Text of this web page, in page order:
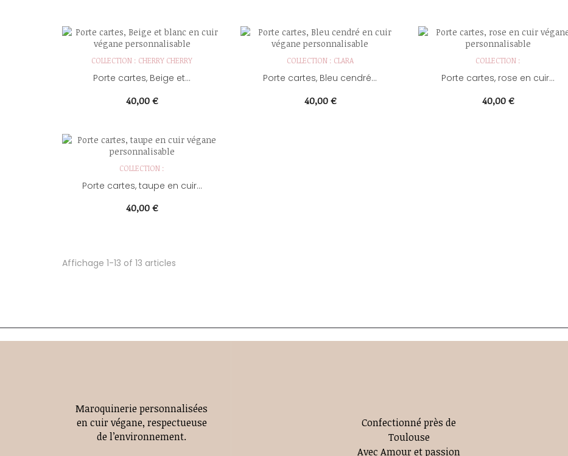
COLLECTION : CHERRY CHERRY
Porte cartes, Beige et...
Prix
40,00 €
COLLECTION : CLARA
Porte cartes, Bleu cendré...
Prix
40,00 €
COLLECTION :
Porte cartes, rose en cuir...
Prix
40,00 €
COLLECTION :
Porte cartes, taupe en cuir...
Prix
40,00 €
Affichage 1-13 of 13 articles
Maroquinerie personnalisées
en cuir végane, respectueuse
de l’environnement.
Confectionné près de
Toulouse
Avec Amour et passion